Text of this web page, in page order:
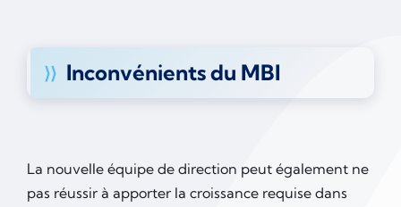
Inconvénients du MBI
La nouvelle équipe de direction peut également ne
pas réussir à apporter la croissance requise dans